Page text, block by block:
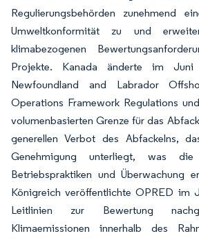
Regulierungsbehörden zunehmend
Umweltkonformität zu und
klimabezogenen
Projekte. Kanada änderte im
Newfoundland and Labrador
Operations Framework Regulations
volumenbasierten Grenze für das
generellen Verbot des Abfackelns,
Genehmigung unterliegt, was die
Betriebspraktiken und Überwachung
Königreich veröffentlichte OPRED im
Leitlinien zur Bewertung
Klimaemissionen innerhalb des